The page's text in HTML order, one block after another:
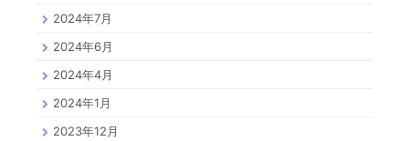
2024年7月
2024年6月
2024年4月
2024年1月
2023年12月